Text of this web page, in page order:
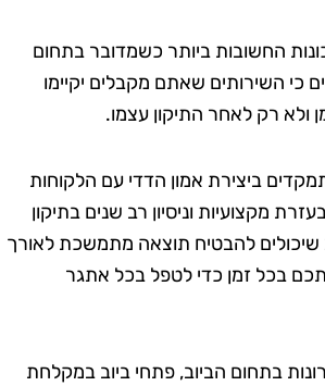
החשובות ביותר כשמדובר בתחום
השירותים שאתם מקבלים יקיימו
רק לאחר התיקון עצמו.
ביצירת אמון הדדי עם הלקוחות
מקצועיות וניסיון רב שנים בתיקון
להבטיח תוצאה מתמשכת לאורך
בכל זמן כדי לטפל בכל אתגר
בתחום הביוב, פתחי ביוב במקלחת